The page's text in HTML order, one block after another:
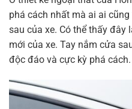
phá cách nhất mà ai ai
sau của xe. Có thể thấy
mới của xe. Tay nắm cửa
độc đáo và cực kỳ phá cách.